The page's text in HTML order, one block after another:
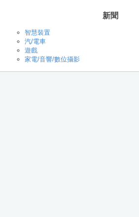
新聞
智慧裝置
汽/電車
遊戲
家電/音響/數位攝影